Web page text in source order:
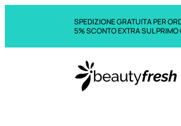
SPEDIZIONE GRATUITA PER
5% SCONTO EXTRA SUL